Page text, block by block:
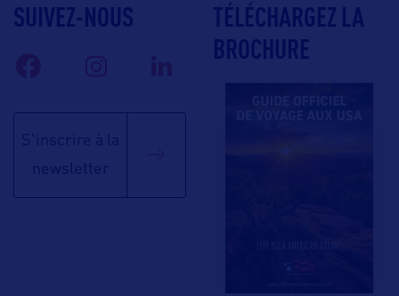
SUIVEZ-NOUS
S'inscrire à la
newsletter
TÉLÉCHARGEZ LA
BROCHURE